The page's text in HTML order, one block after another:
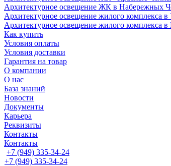
Архитектурное освещение ЖК в Набережных
Архитектурное освещение жилого комплекса
Архитектурное освещение жилого комплекса
Как купить
Условия оплаты
Условия доставки
Гарантия на товар
О компании
О нас
База знаний
Новости
Документы
Карьера
Реквизиты
Контакты
Контакты
+7 (949) 335-34-24
+7 (949) 335-34-24